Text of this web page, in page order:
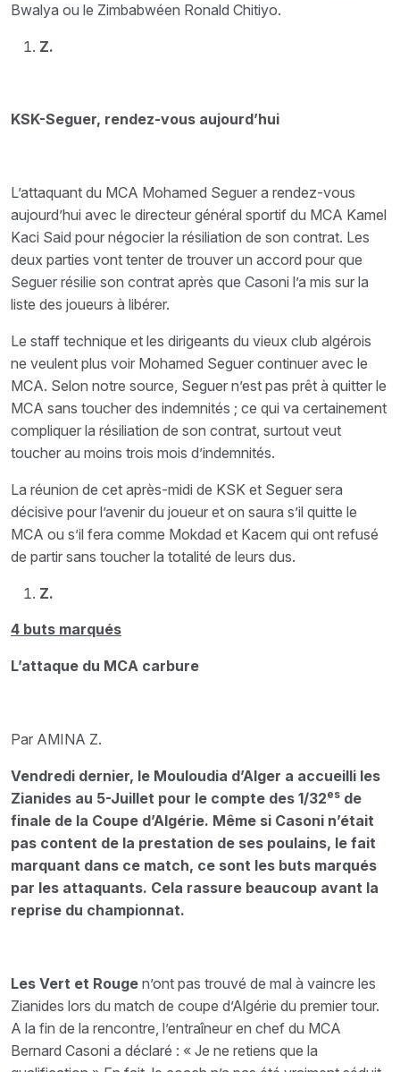
Bwalya ou le Zimbabwéen Ronald Chitiyo.
Z.
KSK-Seguer, rendez-vous aujourd’hui
L’attaquant du MCA Mohamed Seguer a rendez-vous
aujourd’hui avec le directeur général sportif du MCA Kamel
Kaci Said pour négocier la résiliation de son contrat. Les
deux parties vont tenter de trouver un accord pour que
Seguer résilie son contrat après que Casoni l’a mis sur la
liste des joueurs à libérer.
Le staff technique et les dirigeants du vieux club algérois
ne veulent plus voir Mohamed Seguer continuer avec le
MCA. Selon notre source, Seguer n’est pas prêt à quitter le
MCA sans toucher des indemnités ; ce qui va certainement
compliquer la résiliation de son contrat, surtout veut
toucher au moins trois mois d’indemnités.
La réunion de cet après-midi de KSK et Seguer sera
décisive pour l’avenir du joueur et on saura s’il quitte le
MCA ou s’il fera comme Mokdad et Kacem qui ont refusé
de partir sans toucher la totalité de leurs dus.
Z.
4 buts marqués
L’attaque du MCA carbure
Par AMINA Z.
Vendredi dernier, le Mouloudia d’Alger a accueilli les
Zianides au 5-Juillet pour le compte des 1/32es de
finale de la Coupe d’Algérie. Même si Casoni n’était
pas content de la prestation de ses poulains, le fait
marquant dans ce match, ce sont les buts marqués
par les attaquants. Cela rassure beaucoup avant la
reprise du championnat.
Les Vert et Rouge n’ont pas trouvé de mal à vaincre les
Zianides lors du match de coupe d’Algérie du premier tour.
A la fin de la rencontre, l’entraîneur en chef du MCA
Bernard Casoni a déclaré : « Je ne retiens que la